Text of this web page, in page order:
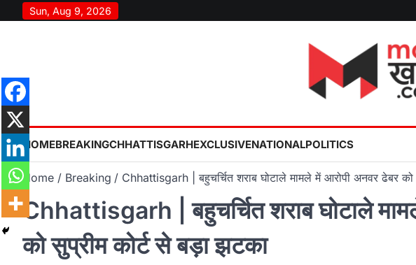
to
Sun, Aug 9, 2026
HOMEBREAKINGCHHATTISGARHEXCLUSIVENATIONALPOLITICS
Home Breaking Chhattisgarh | बहुचर्चित शराब घोटाले मामले में आरोपी अनवर ढेबर
Chhattisgarh | बहुचर्चित शराब घोटाले
को सुप्रीम कोर्ट से बड़ा झटका